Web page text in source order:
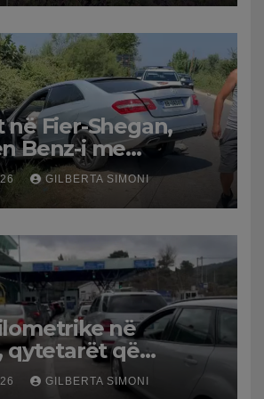
Fier-Shegan,
Benz-i me
plagoset një i
GILBERTA SIMONI
në
qytetarët që
Shqipëri
GILBERTA SIMONI